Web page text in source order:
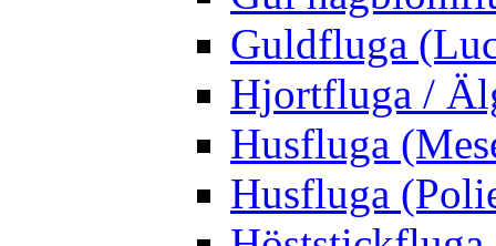
Guldfluga
Hjortfluga /
Husfluga
Husfluga